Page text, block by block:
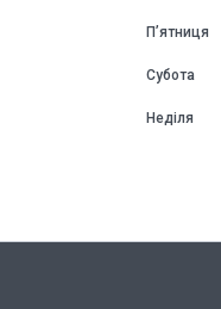
Пʼятниця
Субота
Неділя